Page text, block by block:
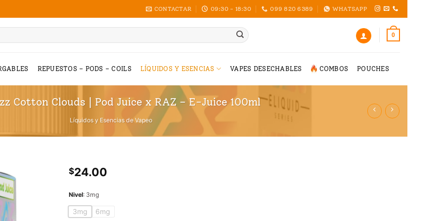
CONTACTAR 09:30 - 18:30 099 820 6389 WHATSAPP
0
REPUESTOS – PODS – COILS LÍQUIDOS Y ESENCIAS VAPES DESECHABLES COMBOS POUCHES
Cotton Clouds | Pod Juice x RAZ – E-Juice 100ml
Líquidos y Esencias de Vapeo
$24.00
Nivel: 3mg
3mg 6mg